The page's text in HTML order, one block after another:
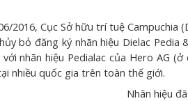
Cục Sở hữu trí tuệ Campuchia
bỏ đăng ký nhãn hiệu Dielac
nhãn hiệu Pedialac của Hero AG
nhiều quốc gia trên toàn thế giới.
Nhãn hiệu